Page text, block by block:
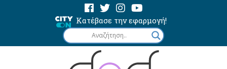
Κατέβασε την εφαρμογή!